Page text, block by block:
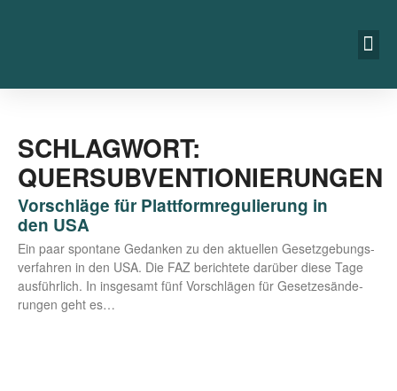
SCHLAGWORT:
QUERSUBVENTIONIERUNGEN
Vorschläge für Plattformregulierung in
den USA
Ein paar spon­ta­ne Gedan­ken zu den aktu­el­len Gesetz­ge­bungs­
ver­fah­ren in den USA. Die FAZ berich­te­te dar­über die­se Tage
aus­führ­lich. In ins­ge­samt fünf Vor­schlä­gen für Geset­zes­än­de­
run­gen geht es…